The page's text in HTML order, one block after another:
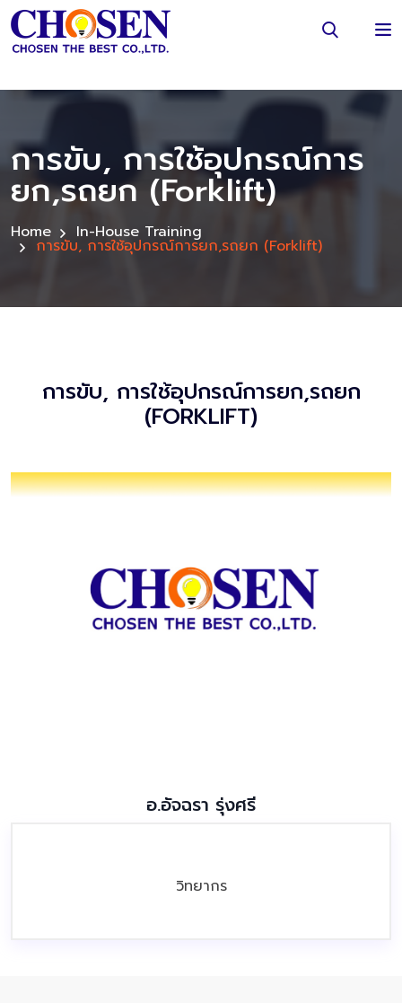
การขับ, การใช้อุปกรณ์การ
ยก,รถยก (Forklift)
Home In-House Training
การขับ, การใช้อุปกรณ์การยก,รถยก (Forklift)
การขับ, การใช้อุปกรณ์การยก,รถยก
(FORKLIFT)
อ.อัจฉรา รุ่งศรี
วิทยากร